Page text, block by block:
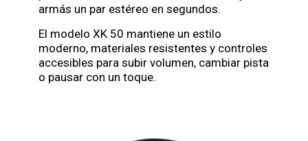
armás un par estéreo en segundos.
El modelo XK 50 mantiene un estilo
moderno, materiales resistentes y controles
accesibles para subir volumen, cambiar pista
o pausar con un toque.